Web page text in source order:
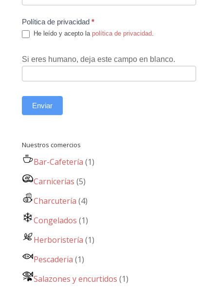
Política de privacidad *
He leído y acepto la política de privacidad
Si eres humano, deja este campo en blanco.
Enviar
Nuestros comercios
Bar-Cafetería (1)
Carnicerías (5)
Charcutería (4)
Congelados (1)
Herboristería (1)
Pescaderia (1)
Salazones y encurtidos (1)